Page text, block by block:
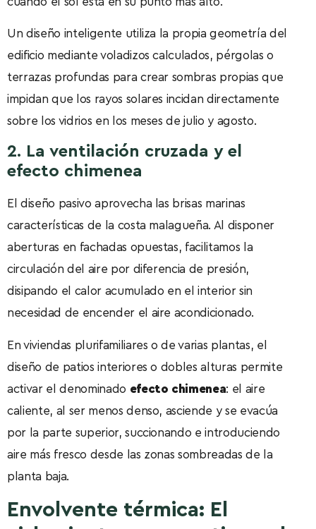
Un diseño inteligente utiliza la propia geometría del
edificio mediante voladizos calculados, pérgolas o
terrazas profundas para crear sombras propias que
impidan que los rayos solares incidan directamente
sobre los vidrios en los meses de julio y agosto.
2. La ventilación cruzada y el
efecto chimenea
El diseño pasivo aprovecha las brisas marinas
características de la costa malagueña. Al disponer
aberturas en fachadas opuestas, facilitamos la
circulación del aire por diferencia de presión,
disipando el calor acumulado en el interior sin
necesidad de encender el aire acondicionado.
En viviendas plurifamiliares o de varias plantas, el
diseño de patios interiores o dobles alturas permite
activar el denominado efecto chimenea: el aire
caliente, al ser menos denso, asciende y se evacúa
por la parte superior, succionando e introduciendo
aire más fresco desde las zonas sombreadas de la
planta baja.
Envolvente térmica: El